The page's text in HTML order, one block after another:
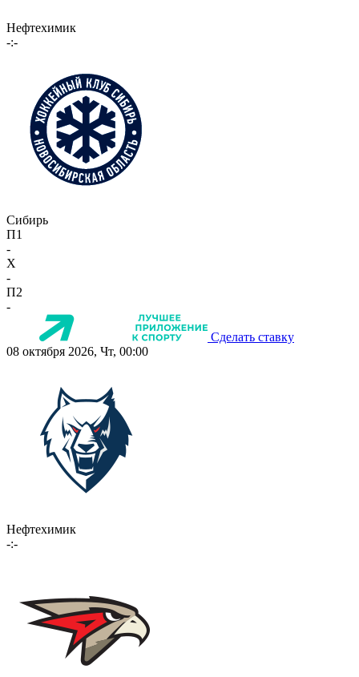
Нефтехимик
-:-
Сибирь
П1
-
X
-
П2
-
Сделать ставку
08 октября 2026, Чт, 00:00
Нефтехимик
-:-